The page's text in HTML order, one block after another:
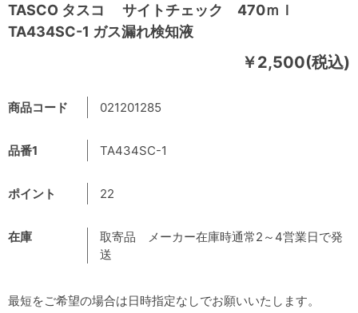
TASCO タスコ サイトチェック 470ｍｌ
TA434SC-1 ガス漏れ検知液
￥2,500(税込)
商品コード 021201285
品番1 TA434SC-1
ポイント 22
在庫
取寄品 メーカー在庫時通常2～4営業日で発
送
最短をご希望の場合は日時指定なしでお願いいたします。